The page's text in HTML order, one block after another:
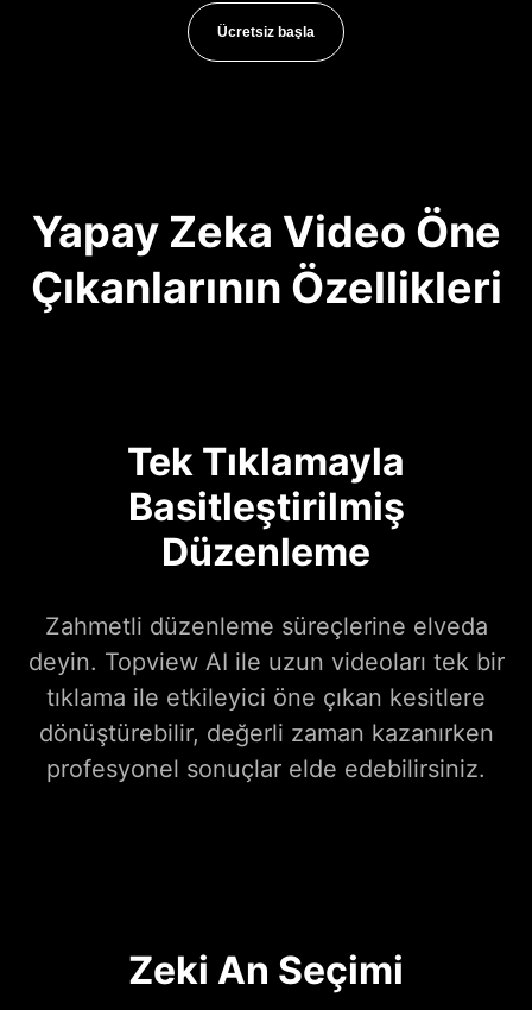
Ücretsiz başla
Yapay Zeka Video Öne
Çıkanlarının Özellikleri
Tek Tıklamayla
Basitleştirilmiş
Düzenleme
Zahmetli düzenleme süreçlerine elveda
deyin. Topview AI ile uzun videoları tek bir
tıklama ile etkileyici öne çıkan kesitlere
dönüştürebilir, değerli zaman kazanırken
profesyonel sonuçlar elde edebilirsiniz.
Zeki An Seçimi